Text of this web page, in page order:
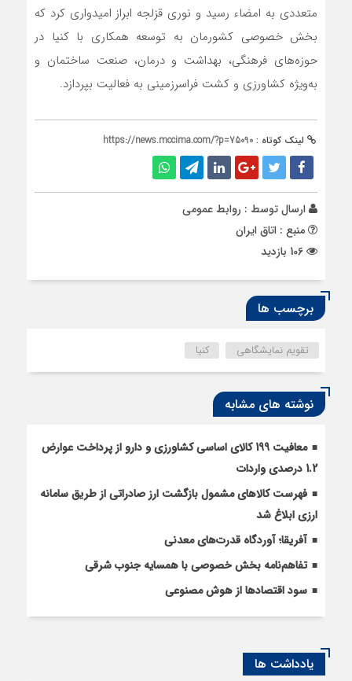
متعددی به امضاء رسید و نوری قزلجه ابراز امیدواری کرد که
بخش خصوصی کشورمان به توسعه همکاری با کنیا در
حوزه‌های فرهنگی، بهداشت و درمان، صنعت ساختمان و
به‌ویژه کشاورزی و کشت فراسرزمینی به فعالیت بپردازد.
لینک کوتاه : https://news.mccima.com/?p=75090
ارسال توسط : روابط عمومی
منبع : اتاق ایران
برچسب ها
تقویم نمایشگاهی کنیا
نوشته های مشابه
معافیت 199 کالای اساسی کشاورزی و دارو از پرداخت عوارض
1.2 درصدی واردات
فهرست کالاهای مشمول بازگشت ارز صادراتی از طریق سامانه
ارزی ابلاغ شد
آفریقا؛ آوردگاه قدرت‌های معدنی
تفاهم‌نامه بخش خصوصی با همسایه جنوب شرقی
سود اقتصاد‌ها از هوش مصنوعی
یادداشت ها